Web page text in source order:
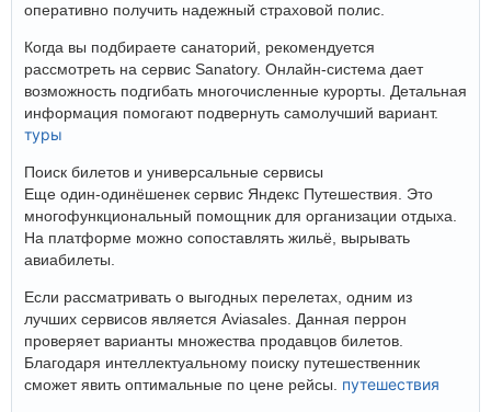
оперативно получить надежный страховой полис.
Когда вы подбираете санаторий, рекомендуется
рассмотреть на сервис Sanatory. Онлайн-система дает
возможность подгибать многочисленные курорты. Детальная
информация помогают подвернуть самолучший вариант.
туры
Поиск билетов и универсальные сервисы
Еще один-одинёшенек сервис Яндекс Путешествия. Это
многофункциональный помощник для организации отдыха.
На платформе можно сопоставлять жильё, вырывать
авиабилеты.
Если рассматривать о выгодных перелетах, одним из
лучших сервисов является Aviasales. Данная перрон
проверяет варианты множества продавцов билетов.
Благодаря интеллектуальному поиску путешественник
сможет явить оптимальные по цене рейсы. путешествия